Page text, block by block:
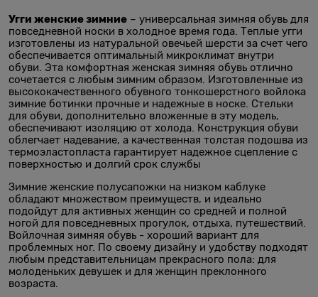
Угги женские зимние – универсальная зимняя обувь для
повседневной носки в холодное время года. Теплые угги
изготовлены из натуральной овечьей шерсти за счет чего
обеспечивается оптимальный микроклимат внутри
обуви. Эта комфортная женская зимняя обувь отлично
сочетается с любым зимним образом. Изготовленные из
высококачественного обувного тонкошерстного войлока
зимние ботинки прочные и надежные в носке. Стельки
для обуви, дополнительно вложенные в эту модель,
обеспечивают изоляцию от холода. Конструкция обуви
облегчает надевание, а качественная толстая подошва из
термоэластопласта гарантирует надежное сцепление с
поверхностью и долгий срок службы
Зимние женские полусапожки на низком каблуке
обладают множеством преимуществ, и идеально
подойдут для активных женщин со средней и полной
ногой для повседневных прогулок, отдыха, путешествий.
Войлочная зимняя обувь - хороший вариант для
проблемных ног. По своему дизайну и удобству подходят
любым представительницам прекрасного пола: для
молоденьких девушек и для женщин преклонного
возраста.